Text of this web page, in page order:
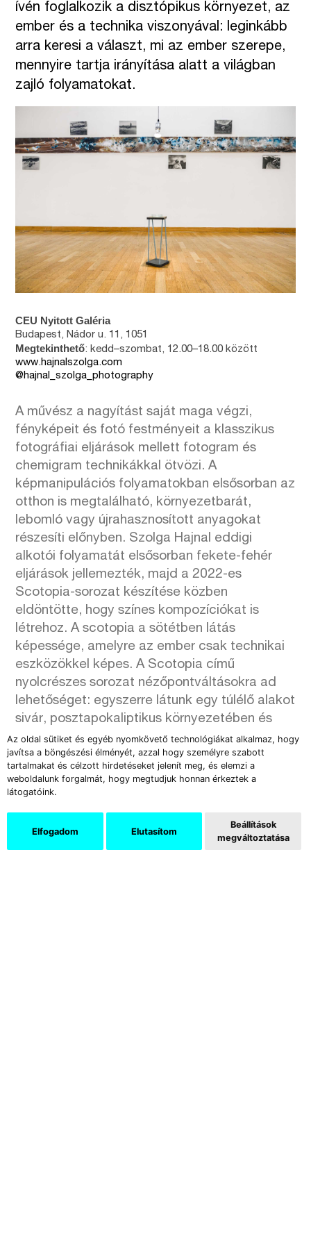
Az oldal sütiket és egyéb nyomkövető technológiákat alkalmaz, hogy
javítsa a böngészési élményét, azzal hogy személyre szabott
tartalmakat és célzott hirdetéseket jelenít meg, és elemzi a
weboldalunk forgalmát, hogy megtudjuk honnan érkeztek a
látogatóink.
Elfogadom Elutasítom
Beállítások
megváltoztatása
ívén foglalkozik a disztópikus környezet, az
ember és a technika viszonyával: leginkább
arra keresi a választ, mi az ember szerepe,
mennyire tartja irányítása alatt a világban
zajló folyamatokat.
CEU Nyitott Galéria
Budapest, Nádor u. 11, 1051
Megtekinthető: kedd–szombat, 12.00–18.00 között
www.hajnalszolga.com
@hajnal_szolga_photography
A művész a nagyítást saját maga végzi,
fényképeit és fotó festményeit a klasszikus
fotográfiai eljárások mellett fotogram és
chemigram technikákkal ötvözi. A
képmanipulációs folyamatokban elsősorban az
otthon is megtalálható, környezetbarát,
lebomló vagy újrahasznosított anyagokat
részesíti előnyben. Szolga Hajnal eddigi
alkotói folyamatát elsősorban fekete-fehér
eljárások jellemezték, majd a 2022-es
Scotopia-sorozat készítése közben
eldöntötte, hogy színes kompozíciókat is
létrehoz. A scotopia a sötétben látás
képessége, amelyre az ember csak technikai
eszközökkel képes. A Scotopia című
nyolcrészes sorozat nézőpontváltásokra ad
lehetőséget: egyszerre látunk egy túlélő alakot
sivár, posztapokaliptikus környezetében és
azt, hogy a technikai eszközök segítségével
mit láthat ő maga. A szinte groteszk figura
tisztázatlan szerepben jelenik meg, nem tudni
elkövető-e vagy áldozat. Esetleg mindkettő?